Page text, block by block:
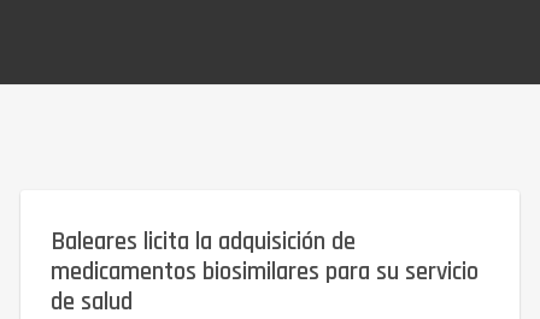
Baleares licita la adquisición de
medicamentos biosimilares para su servicio
de salud